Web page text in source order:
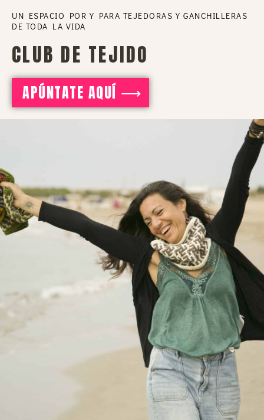
UN ESPACIO POR Y PARA TEJEDORAS Y GANCHILLERAS
DE TODA LA VIDA
CLUB DE TEJIDO
APÚNTATE AQUÍ ⟶